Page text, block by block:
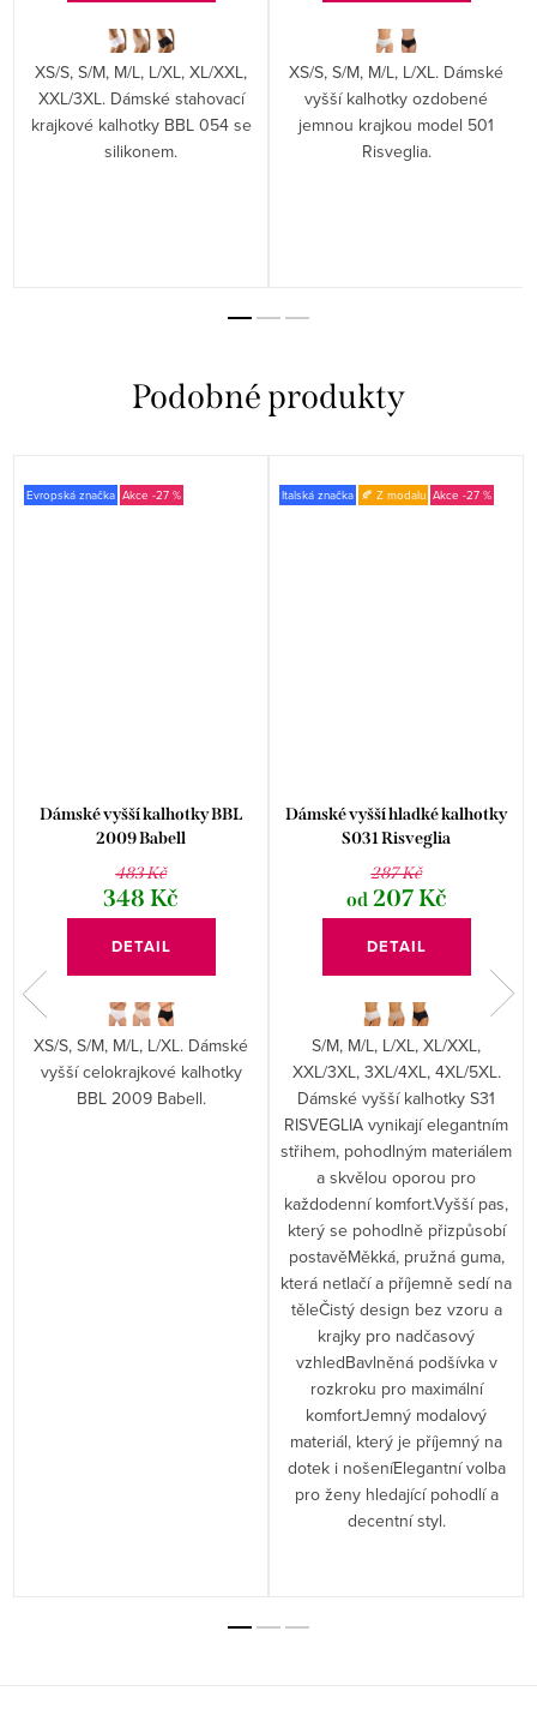
XS/S, S/M, M/L, L/XL, XL/XXL,
XXL/3XL. Dámské stahovací
krajkové kalhotky BBL 054 se
silikonem.
XS/S, S/M, M/L, L/XL. Dámské
vyšší kalhotky ozdobené
jemnou krajkou model 501
Risveglia.
Evropská značka -27 %
Dámské vyšší kalhotky BBL
2009 Babell
483 Kč
348 Kč
DETAIL
XS/S, S/M, M/L, L/XL. Dámské
vyšší celokrajkové kalhotky
BBL 2009 Babell.
Italská značka 🍂 Z modalu -27 %
Dámské vyšší hladké kalhotky
S031 Risveglia
287 Kč
od207 Kč
DETAIL
S/M, M/L, L/XL, XL/XXL,
XXL/3XL, 3XL/4XL, 4XL/5XL.
Dámské vyšší kalhotky S31
RISVEGLIA vynikají elegantním
střihem, pohodlným materiálem
a skvělou oporou pro
každodenní komfort.Vyšší pas,
který se pohodlně přizpůsobí
postavěMěkká, pružná guma,
která netlačí a příjemně sedí na
těleČistý design bez vzoru a
krajky pro nadčasový
vzhledBavlněná podšívka v
rozkroku pro maximální
komfortJemný modalový
materiál, který je příjemný na
dotek i nošeníElegantní volba
pro ženy hledající pohodlí a
decentní styl.